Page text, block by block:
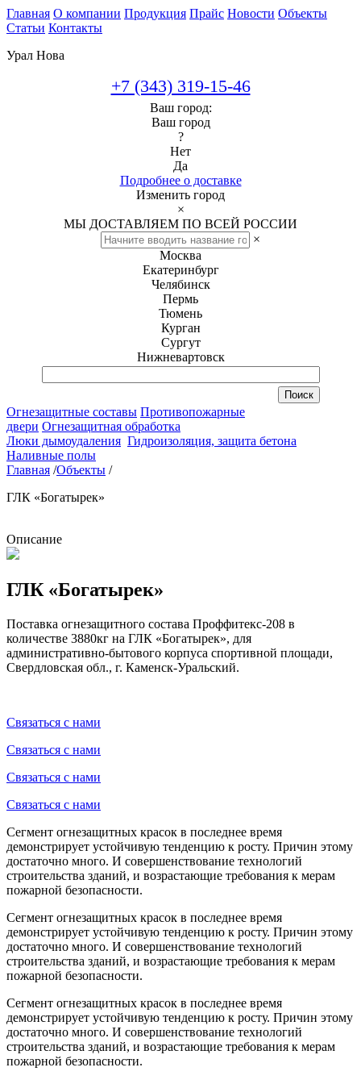
Главная О компании Продукция Прайс Новости Объекты
Статьи Контакты
Урал Нова
+7 (343) 319-15-46
Ваш город:
Ваш город
?
Нет
Да
Подробнее о доставке
Изменить город
×
МЫ ДОСТАВЛЯЕМ ПО ВСЕЙ РОССИИ
×
Москва
Екатеринбург
Челябинск
Пермь
Тюмень
Курган
Сургут
Нижневартовск
Огнезащитные составы Противопожарные
двери Огнезащитная обработка
Люки дымоудаления Гидроизоляция, защита бетона
Наливные полы
Главная /Объекты /
ГЛК «Богатырек»
Описание
ГЛК «Богатырек»
Поставка огнезащитного состава Проффитекс-208 в
количестве 3880кг на ГЛК «Богатырек», для
административно-бытового корпуса спортивной площади,
Свердловская обл., г. Каменск-Уральский.
Связаться с нами
Связаться с нами
Связаться с нами
Связаться с нами
Сегмент огнезащитных красок в последнее время
демонстрирует устойчивую тенденцию к росту. Причин этому
достаточно много. И совершенствование технологий
строительства зданий, и возрастающие требования к мерам
пожарной безопасности.
Сегмент огнезащитных красок в последнее время
демонстрирует устойчивую тенденцию к росту. Причин этому
достаточно много. И совершенствование технологий
строительства зданий, и возрастающие требования к мерам
пожарной безопасности.
Сегмент огнезащитных красок в последнее время
демонстрирует устойчивую тенденцию к росту. Причин этому
достаточно много. И совершенствование технологий
строительства зданий, и возрастающие требования к мерам
пожарной безопасности.